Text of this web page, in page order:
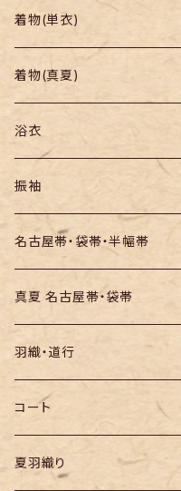
帯
羽織り・道行
小紋
色無地・江戸小紋
紬
訪問着・付下
お召し
着物(単衣)
着物(真夏)
浴衣
セオα・ポリ
木綿・綿麻
絞りの浴衣
振袖
名古屋帯・袋帯・半幅帯
名古屋帯
袋帯
半幅帯
真夏 名古屋帯・袋帯
羽織・道行
コート
夏羽織り